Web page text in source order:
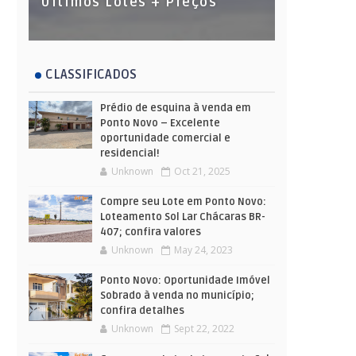
CLASSIFICADOS
Prédio de esquina à venda em
Ponto Novo – Excelente
oportunidade comercial e
residencial!
Unknown Oct 21, 2025
Compre seu Lote em Ponto Novo:
Loteamento Sol Lar Chácaras BR-
407; confira valores
Unknown May 24, 2023
Ponto Novo: Oportunidade Imóvel
Sobrado à venda no município;
confira detalhes
Unknown Sept 22, 2022